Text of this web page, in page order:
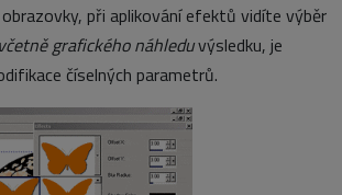
při aplikování efektů vidíte výběr
včetně grafického náhleduvýsledku, je
číselných parametrů.